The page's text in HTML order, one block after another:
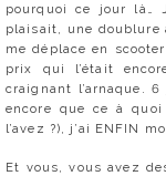
pourquoi ce jour là…
plaisait, une doublure
me déplace en
prix qui l’était
craignant l’arnaque.
encore que ce à
l’avez ?), j’ai ENFIN
Et vous, vous avez